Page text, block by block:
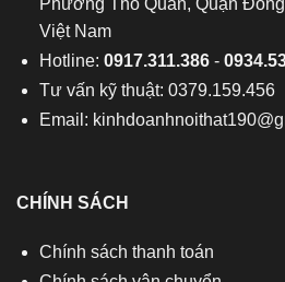
Việt Nam
Hotline: 0917.311.386-
Tư vấn kỹ thuật: 0379.159.456
Email:
CHÍNH SÁCH
Chính sách thanh toán